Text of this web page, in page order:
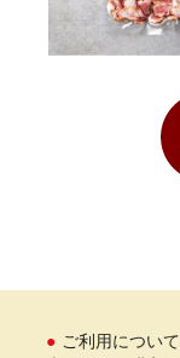
ご利用について